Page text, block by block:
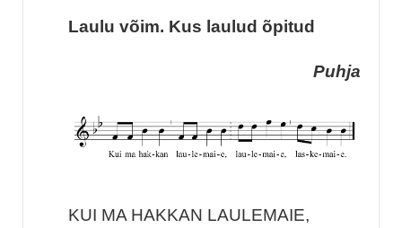
Laulu võim. Kus laulud õpitud
Puhja
KUI MA HAKKAN LAULEMAIE,